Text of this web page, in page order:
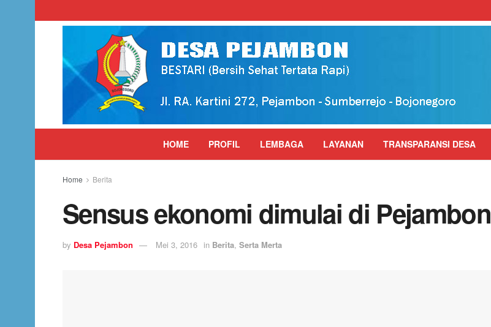
HOME PROFIL LEMBAGA LAYANAN TRANSPARANSI DESA
Home Berita
Sensus ekonomi dimulai di Pejambon
by Desa Pejambon Mei 3, 2016 in Berita, Serta Merta